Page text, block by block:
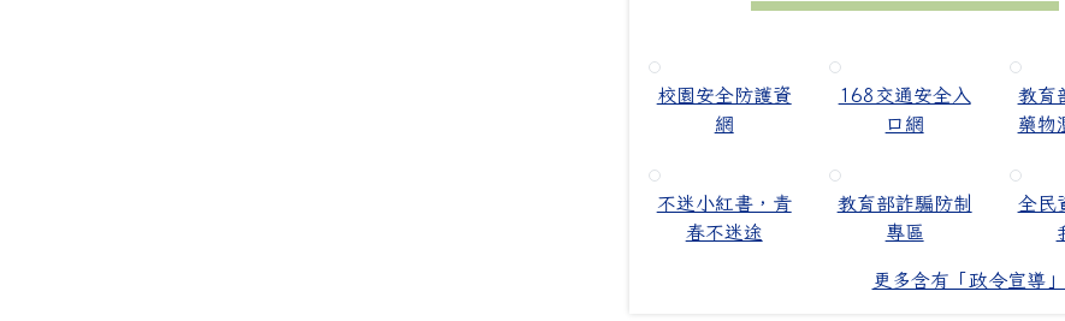
校園安全防護資
網
168交通安全入
口網
教育
藥物
不迷小紅書，青
春不迷途
教育部詐騙防制
專區
全民
更多含有「政令宣導